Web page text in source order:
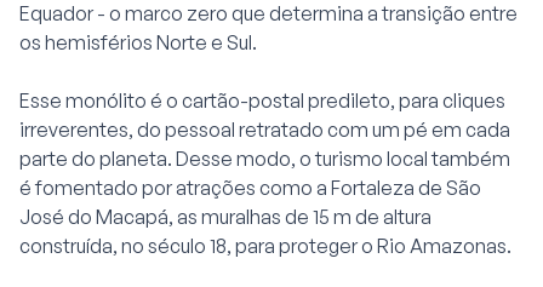
Equador - o marco zero que determina a transição entre
os hemisférios Norte e Sul.
Esse monólito é o cartão-postal predileto, para cliques
irreverentes, do pessoal retratado com um pé em cada
parte do planeta. Desse modo, o turismo local também
é fomentado por atrações como a Fortaleza de São
José do Macapá, as muralhas de 15 m de altura
construída, no século 18, para proteger o Rio Amazonas.